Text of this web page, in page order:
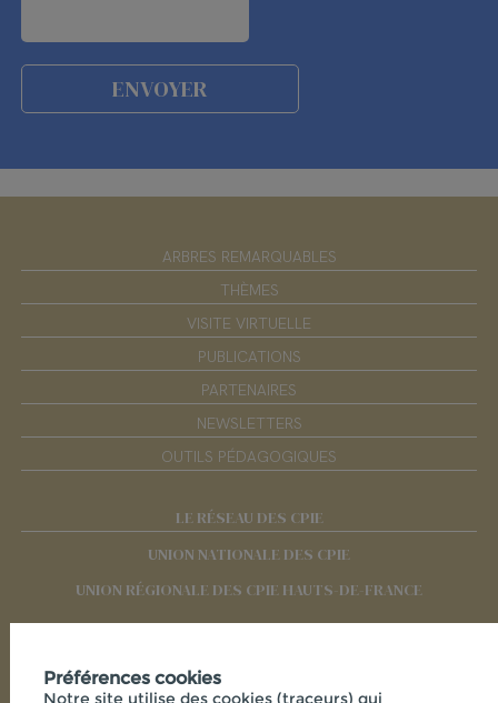
ARBRES REMARQUABLES
THÈMES
VISITE VIRTUELLE
PUBLICATIONS
PARTENAIRES
NEWSLETTERS
OUTILS PÉDAGOGIQUES
LE RÉSEAU DES CPIE
UNION NATIONALE DES CPIE
UNION RÉGIONALE DES CPIE HAUTS-DE-FRANCE
RÉSEAUX SOCIAUX
Préférences cookies
Notre site utilise des cookies (traceurs) qui